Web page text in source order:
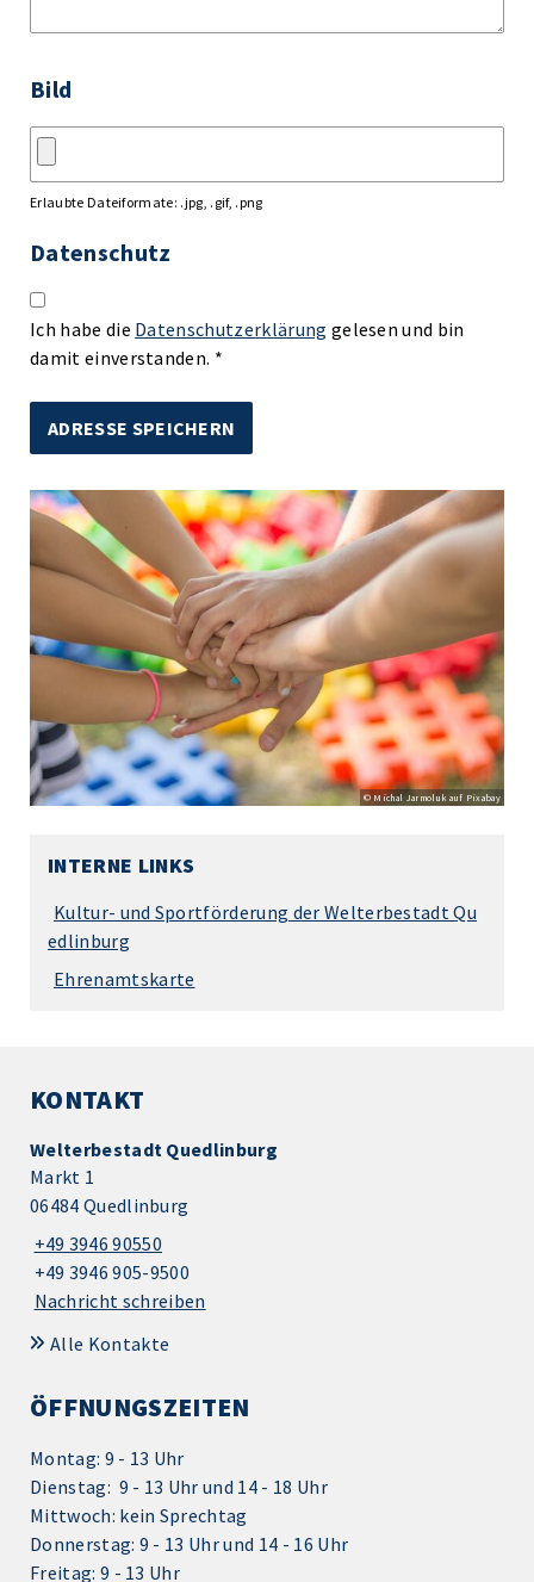
Bild
Erlaubte Dateiformate: .jpg, .gif, .png
Datenschutz
Ich habe die Datenschutzerklärung gelesen und bin
damit einverstanden. *
© Michal Jarmoluk auf Pixabay
INTERNE LINKS
Kultur- und Sportförderung der Welterbestadt Qu
edlinburg
Ehrenamtskarte
KONTAKT
Welterbestadt Quedlinburg
Markt 1
06484 Quedlinburg
+49 3946 90550
+49 3946 905-9500
Nachricht schreiben
Alle Kontakte
ÖFFNUNGSZEITEN
Montag: 9 - 13 Uhr
Dienstag: 9 - 13 Uhr und 14 - 18 Uhr
Mittwoch: kein Sprechtag
Donnerstag: 9 - 13 Uhr und 14 - 16 Uhr
Freitag: 9 - 13 Uhr